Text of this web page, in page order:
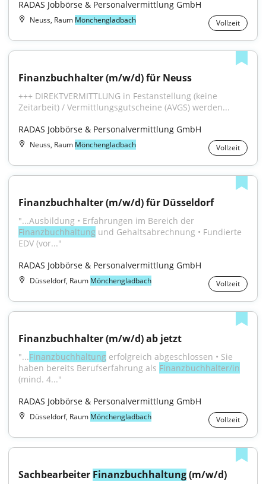
RADAS Jobbörse & Personalvermittlung GmbH
Neuss, Raum Mönchengladbach Vollzeit
Finanzbuchhalter (m/w/d) für Neuss
+++ DIREKTVERMITTLUNG in Festanstellung (keine
Zeitarbeit) / Vermittlungsgutscheine (AVGS) werden...
RADAS Jobbörse & Personalvermittlung GmbH
Neuss, Raum Mönchengladbach Vollzeit
Finanzbuchhalter (m/w/d) für Düsseldorf
Finanzbuchhaltung und Gehaltsabrechnung • Fundierte
EDV (vor..."
RADAS Jobbörse & Personalvermittlung GmbH
Düsseldorf, Raum Mönchengladbach Vollzeit
Finanzbuchhalter (m/w/d) ab jetzt
"...Finanzbuchhaltung erfolgreich abgeschlossen • Sie
haben bereits Berufserfahrung als Finanzbuchhalter/in
(mind. 4..."
RADAS Jobbörse & Personalvermittlung GmbH
Düsseldorf, Raum Mönchengladbach Vollzeit
Sachbearbeiter Finanzbuchhaltung (m/w/d)